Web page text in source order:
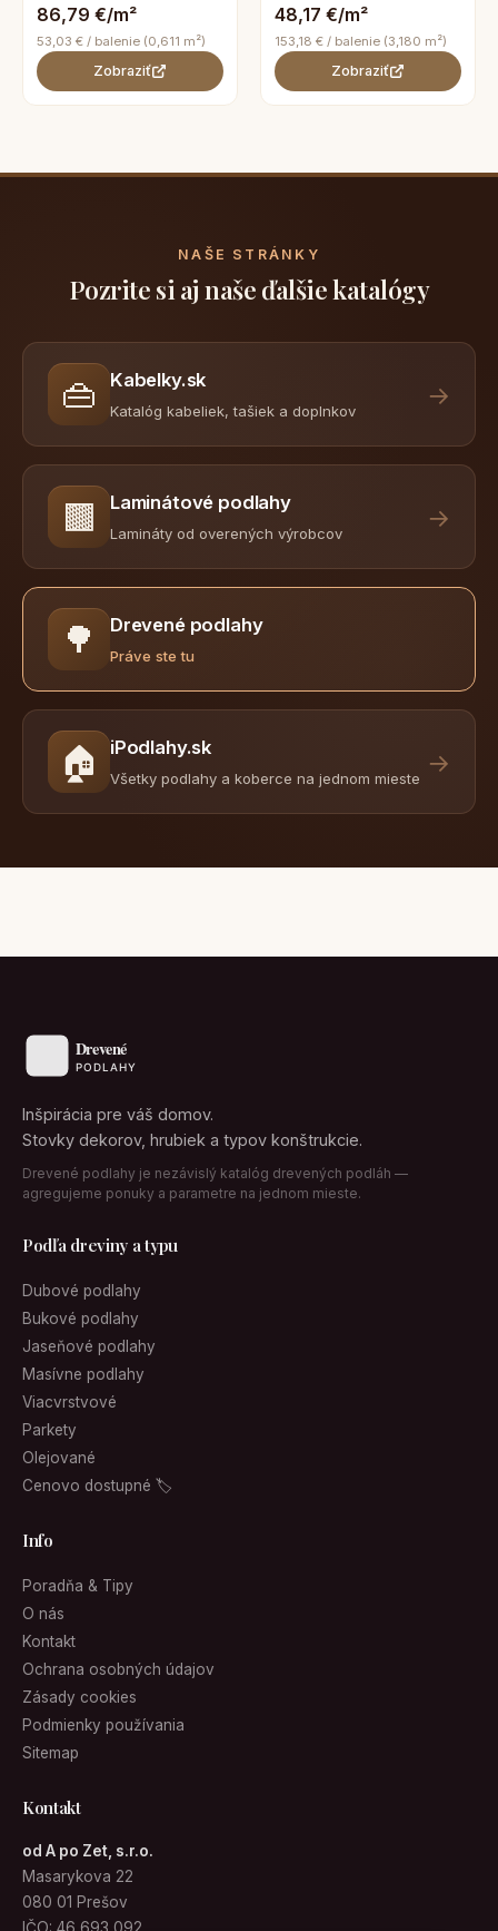
86,79 €/m²
53,03 € / balenie (0,611 m²)
Zobraziť
48,17 €/m²
153,18 € / balenie (3,180 m²)
Zobraziť
NAŠE STRÁNKY
Pozrite si aj naše ďalšie katalógy
👜 Kabelky.sk
Katalóg kabeliek, tašiek a doplnkov
→
🟫 Laminátové podlahy
Lamináty od overených výrobcov
→
🌳 Drevené podlahy
Práve ste tu
🏠 iPodlahy.sk
Všetky podlahy a koberce na jednom mieste
→
Inšpirácia pre váš domov.
Stovky dekorov, hrubiek a typov konštrukcie.
Drevené podlahy je nezávislý katalóg drevených podláh —
agregujeme ponuky a parametre na jednom mieste.
Podľa dreviny a typu
Dubové podlahy
Bukové podlahy
Jaseňové podlahy
Masívne podlahy
Viacvrstvové
Parkety
Olejované
Cenovo dostupné 🏷
Info
Poradňa & Tipy
O nás
Kontakt
Ochrana osobných údajov
Zásady cookies
Podmienky používania
Sitemap
Kontakt
od A po Zet, s.r.o.
Masarykova 22
080 01 Prešov